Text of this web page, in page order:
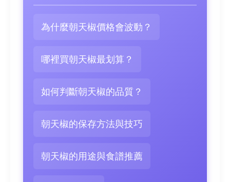
為什麼朝天椒價格會波動？
哪裡買朝天椒最划算？
如何判斷朝天椒的品質？
朝天椒的保存方法與技巧
朝天椒的用途與食譜推薦